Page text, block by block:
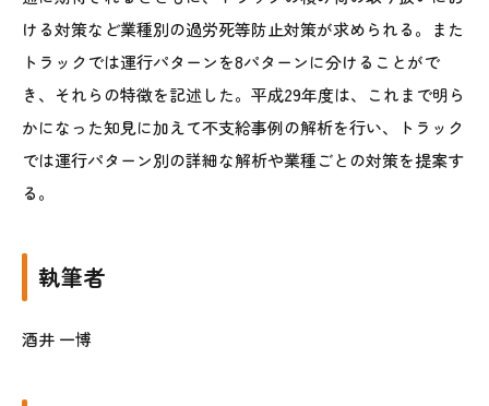
ける対策など業種別の過労死等防止対策が求められる。また
トラックでは運行パターンを8パターンに分けることがで
き、それらの特徴を記述した。平成29年度は、これまで明ら
かになった知見に加えて不支給事例の解析を行い、トラック
では運行パターン別の詳細な解析や業種ごとの対策を提案す
る。
執筆者
酒井 一博